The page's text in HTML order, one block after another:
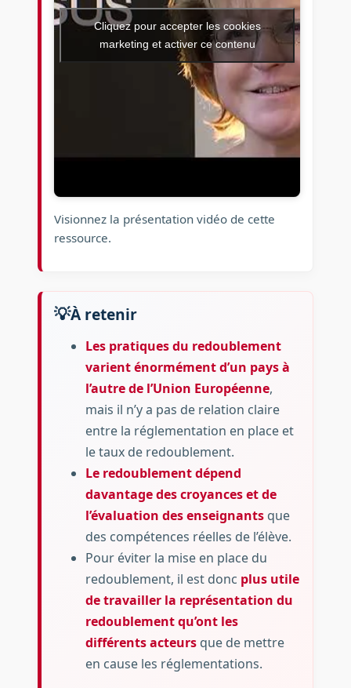
Cliquez pour accepter les cookies
marketing et activer ce contenu
Visionnez la présentation vidéo de cette
ressource.
À retenir
Les pratiques du redoublement
varient énormément d’un pays à
l’autre de l’Union Européenne,
mais il n’y a pas de relation claire
entre la réglementation en place et
le taux de redoublement.
Le redoublement dépend
davantage des croyances et de
l’évaluation des enseignantsque
des compétences réelles de l’élève.
Pour éviter la mise en place du
redoublement, il est donc plus utile
de travailler la représentation du
redoublement qu’ont les
différents acteursque de mettre
en cause les réglementations.